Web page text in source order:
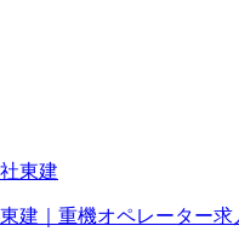
建｜重機オペレーター求